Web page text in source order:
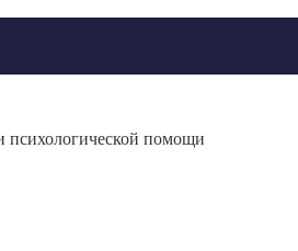
психологической помощи